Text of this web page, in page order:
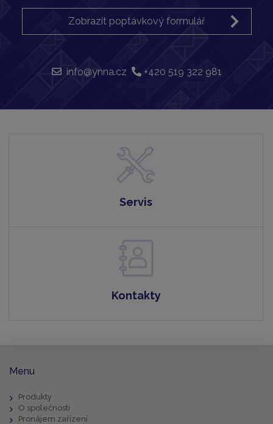
Zobrazit poptávkový formulář
info@ynna.cz +420 519 322 981
Servis
Kontakty
Menu
Produkty
O společnosti
Pronájem zařízení